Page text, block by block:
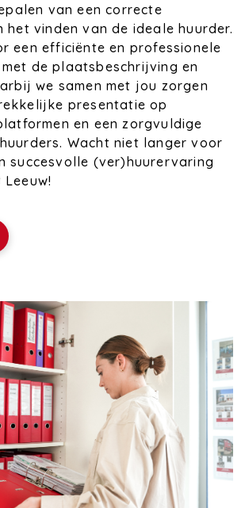
van een correcte
het vinden van de ideale huurder.
een efficiënte en professionele
de plaatsbeschrijving en
we samen met jou zorgen
presentatie op
en een zorgvuldige
Wacht niet langer voor
succesvolle (ver)huurervaring